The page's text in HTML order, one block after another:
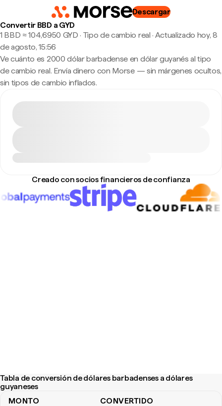
Descargar
Convertir BBD a GYD
1 BBD ≈ 104,6950 GYD · Tipo de cambio real · Actualizado hoy, 8
de agosto, 15:56
Ve cuánto es 2000 dólar barbadense en dólar guyanés al tipo
de cambio real. Envía dinero con Morse — sin márgenes ocultos,
sin tipos de cambio inflados.
Creado con socios financieros de confianza
Tabla de conversión de dólares barbadenses a dólares
guyaneses
MONTO CONVERTIDO